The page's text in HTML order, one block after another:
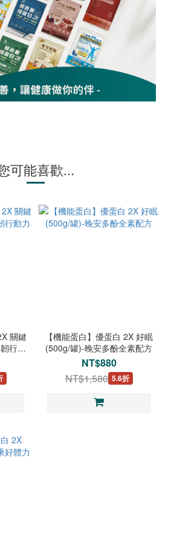
可能喜歡...
關鍵
行動
【機能蛋白】優蛋白 2X 好眠
(500g/罐)-晚安多酚全素配方
NT$880
NT$1,580 5.6折